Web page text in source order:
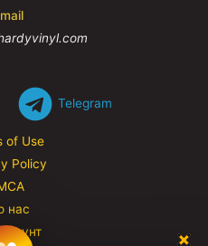
Telegram
of Use
Policy
нас